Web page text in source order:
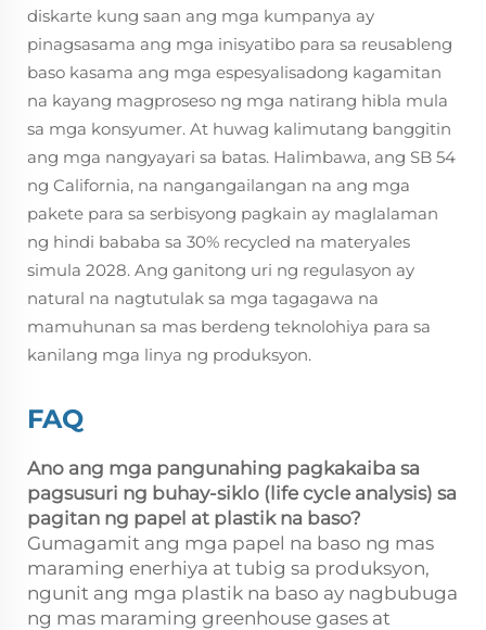
diskarte kung saan ang mga kumpanya ay
pinagsasama ang mga inisyatibo para sa reusableng
baso kasama ang mga espesyalisadong kagamitan
na kayang magproseso ng mga natirang hibla mula
sa mga konsyumer. At huwag kalimutang banggitin
ang mga nangyayari sa batas. Halimbawa, ang SB 54
ng California, na nangangailangan na ang mga
pakete para sa serbisyong pagkain ay maglalaman
ng hindi bababa sa 30% recycled na materyales
simula 2028. Ang ganitong uri ng regulasyon ay
natural na nagtutulak sa mga tagagawa na
mamuhunan sa mas berdeng teknolohiya para sa
kanilang mga linya ng produksyon.
FAQ
Ano ang mga pangunahing pagkakaiba sa
pagsusuri ng buhay-siklo (life cycle analysis) sa
pagitan ng papel at plastik na baso?
Gumagamit ang mga papel na baso ng mas
maraming enerhiya at tubig sa produksyon,
ngunit ang mga plastik na baso ay nagbubuga
ng mas maraming greenhouse gases at